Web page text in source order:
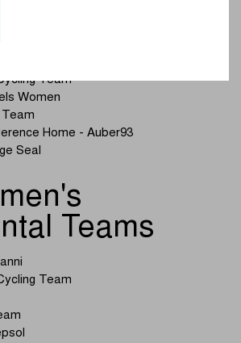
Team
Women
Home - Auber93
Seal
Teams
Team